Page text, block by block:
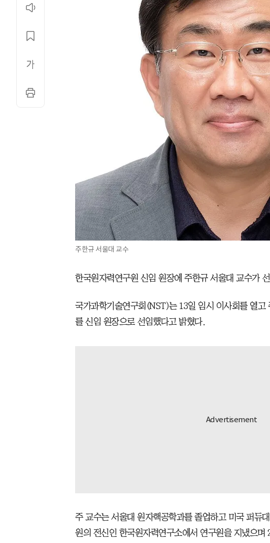
주한규 서울대 교수
한국원자력연구원 신임 원장에 주한규 서울대 교수가
국가과학기술연구회(NST)는 13일 임시 이사회를 열고
를 신임 원장으로 선임했다고 밝혔다.
주 교수는 서울대 원자핵공학과를 졸업하고 미국 퍼듀
원의 전신인 한국원자력연구소에서 연구원을 지냈으며